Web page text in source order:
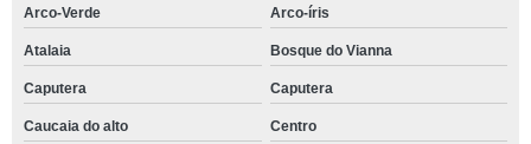
Arco-Verde Arco-íris
Atalaia Bosque do Vianna
Caputera Caputera
Caucaia do alto Centro